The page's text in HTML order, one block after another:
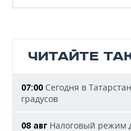
ЧИТАЙТЕ
07:00 Сегодня в
градусов
08 авг Налоговый режим